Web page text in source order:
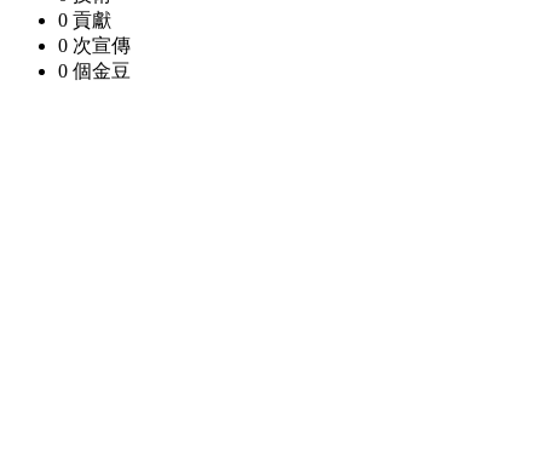
0 貢獻
0 次宣傳
0 個金豆